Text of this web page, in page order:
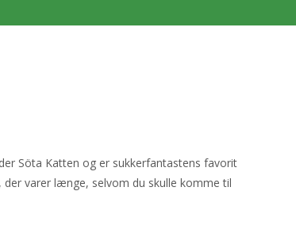
Söta Katten og er sukkerfantastens favorit
varer længe, selvom du skulle komme til